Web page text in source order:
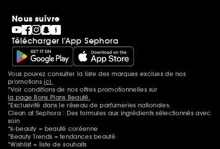
Nous suivre
Télécharger l’App Sephora
Mentions additionnelles
Vous pouvez consulter la liste des marques exclues de nos
promotionsici.
*Voir conditions de nos offres promotionnelles sur
la page Bons Plans Beauté.
*Exclusivité dans le réseau de parfumeries nationales.
Clean at Sephora : Des formules aux ingrédients sélectionnés avec
soin
*k-beauty = beauté coréenne
*Beauty Trends = tendances beauté
*Wishlist = liste de souhaits